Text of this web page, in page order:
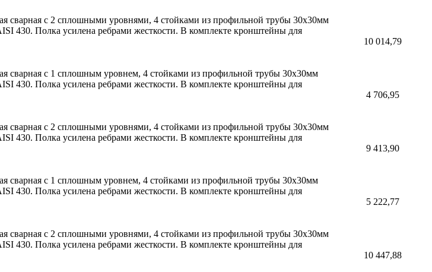
сварная с 2 сплошными уровнями, 4 стойками из профильной трубы 30х30мм
430. Полка усилена ребрами жесткости. В комплекте кронштейны для
10 014,79
сварная с 1 сплошным уровнем, 4 стойками из профильной трубы 30х30мм
430. Полка усилена ребрами жесткости. В комплекте кронштейны для
4 706,95
сварная с 2 сплошными уровнями, 4 стойками из профильной трубы 30х30мм
430. Полка усилена ребрами жесткости. В комплекте кронштейны для
9 413,90
сварная с 1 сплошным уровнем, 4 стойками из профильной трубы 30х30мм
430. Полка усилена ребрами жесткости. В комплекте кронштейны для
5 222,77
сварная с 2 сплошными уровнями, 4 стойками из профильной трубы 30х30мм
430. Полка усилена ребрами жесткости. В комплекте кронштейны для
10 447,88